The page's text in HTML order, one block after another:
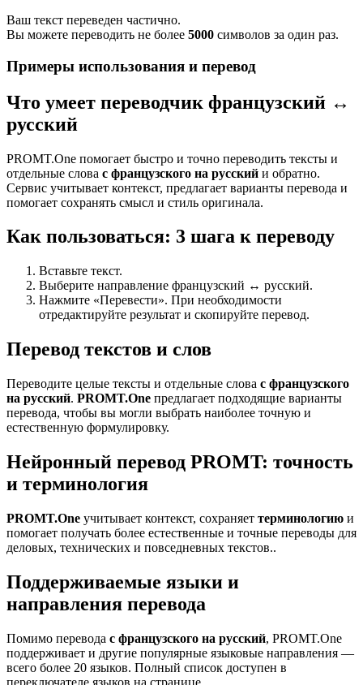
Ваш текст переведен частично.
Вы можете переводить не более 5000 символов за один раз.
Примеры использования и перевод
Что умеет переводчик французский ↔
русский
PROMT.One помогает быстро и точно переводить тексты и
отдельные слова с французского на русский и обратно.
Сервис учитывает контекст, предлагает варианты перевода и
помогает сохранять смысл и стиль оригинала.
Как пользоваться: 3 шага к переводу
Вставьте текст.
Выберите направление французский ↔ русский.
Нажмите «Перевести». При необходимости
отредактируйте результат и скопируйте перевод.
Перевод текстов и слов
Переводите целые тексты и отдельные слова с французского
на русский. PROMT.One предлагает подходящие варианты
перевода, чтобы вы могли выбрать наиболее точную и
естественную формулировку.
Нейронный перевод PROMT: точность
и терминология
PROMT.One учитывает контекст, сохраняет терминологию и
помогает получать более естественные и точные переводы для
деловых, технических и повседневных текстов..
Поддерживаемые языки и
направления перевода
Помимо перевода с французского на русский, PROMT.One
поддерживает и другие популярные языковые направления —
всего более 20 языков. Полный список доступен в
переключателе языков на странице.